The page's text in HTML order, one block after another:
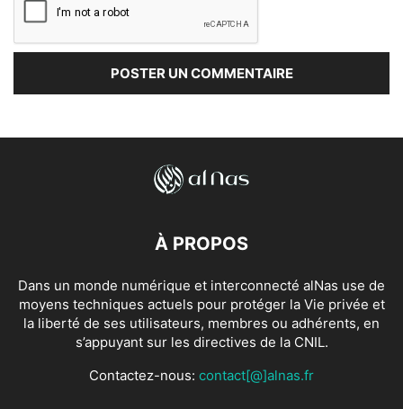
À PROPOS
Dans un monde numérique et interconnecté alNas use de
moyens techniques actuels pour protéger la Vie privée et
la liberté de ses utilisateurs, membres ou adhérents, en
s’appuyant sur les directives de la CNIL.
Contactez-nous: contact[@]alnas.fr